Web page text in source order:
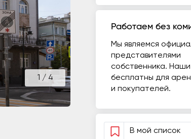
1 / 4
Работаем без
Мы являемся
представителями
собственника. Наши
бесплатны для
и покупателей.
В мой список